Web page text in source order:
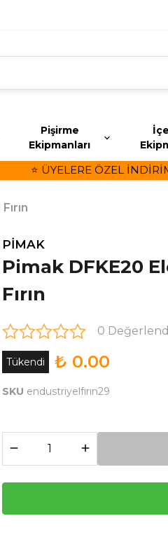
Pişirme
Ekipmanları
⭐ ÜYELERE ÖZEL
PİMAK
Pimak DFKE20
Fırın
0
Tükendi ₺ 0.00
SKU endustriyelfırın29